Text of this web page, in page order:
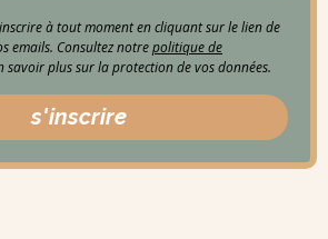
à tout moment en cliquant sur le lien de
emails. Consultez notrepolitique de
savoir plus sur la protection de vos données.
s'inscrire